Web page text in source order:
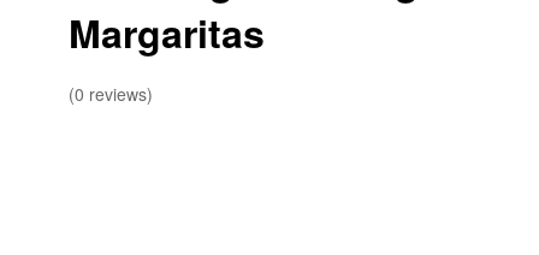
Margaritas
(0 reviews)